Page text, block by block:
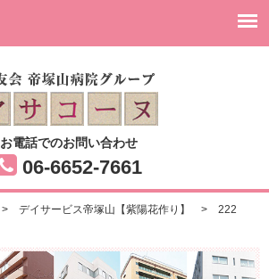
お電話でのお問い合わせ
06-6652-7661
> デイサービス帝塚山【紫陽花作り】 > 222